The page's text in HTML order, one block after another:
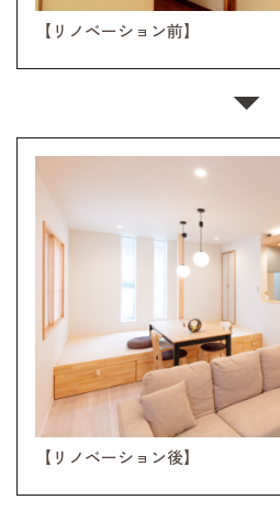
【リノベーション前】
【リノベーション後】